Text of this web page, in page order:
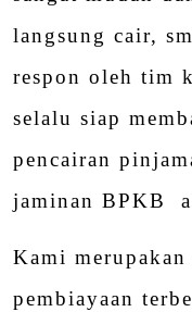
langsung cair,
respon oleh tim
selalu siap
pencairan
jaminan BPKB
Kami merupakan
pembiayaan